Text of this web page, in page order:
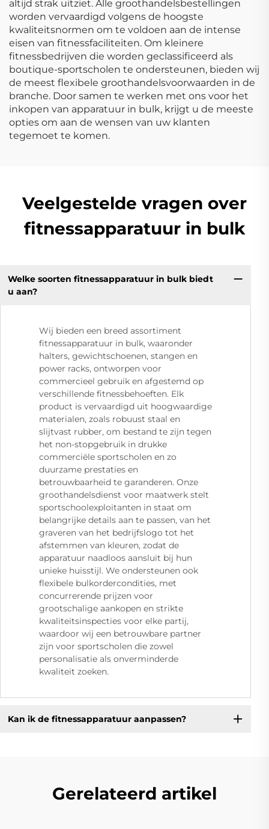
altijd strak uitziet. Alle groothandelsbestellingen
worden vervaardigd volgens de hoogste
kwaliteitsnormen om te voldoen aan de intense
eisen van fitnessfaciliteiten. Om kleinere
fitnessbedrijven die worden geclassificeerd als
boutique-sportscholen te ondersteunen, bieden wij
de meest flexibele groothandelsvoorwaarden in de
branche. Door samen te werken met ons voor het
inkopen van apparatuur in bulk, krijgt u de meeste
opties om aan de wensen van uw klanten
tegemoet te komen.
Veelgestelde vragen over
fitnessapparatuur in bulk
Welke soorten fitnessapparatuur in bulk biedt
u aan?
Wij bieden een breed assortiment
fitnessapparatuur in bulk, waaronder
halters, gewichtschoenen, stangen en
power racks, ontworpen voor
commercieel gebruik en afgestemd op
verschillende fitnessbehoeften. Elk
product is vervaardigd uit hoogwaardige
materialen, zoals robuust staal en
slijtvast rubber, om bestand te zijn tegen
het non-stopgebruik in drukke
commerciële sportscholen en zo
duurzame prestaties en
betrouwbaarheid te garanderen. Onze
groothandelsdienst voor maatwerk stelt
sportschoolexploitanten in staat om
belangrijke details aan te passen, van het
graveren van het bedrijfslogo tot het
afstemmen van kleuren, zodat de
apparatuur naadloos aansluit bij hun
unieke huisstijl. We ondersteunen ook
flexibele bulkordercondities, met
concurrerende prijzen voor
grootschalige aankopen en strikte
kwaliteitsinspecties voor elke partij,
waardoor wij een betrouwbare partner
zijn voor sportscholen die zowel
personalisatie als onverminderde
kwaliteit zoeken.
Kan ik de fitnessapparatuur aanpassen?
Gerelateerd artikel